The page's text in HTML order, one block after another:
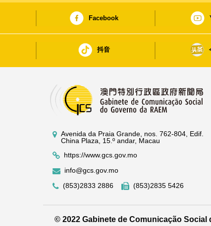
Facebook
抖音
Avenida da Praia Grande, nos. 762-804, Edif.
China Plaza, 15.º andar, Macau
https://www.gcs.gov.mo
info@gcs.gov.mo
(853)2833 2886
(853)2835 5426
© 2022 Gabinete de Comunicação Social